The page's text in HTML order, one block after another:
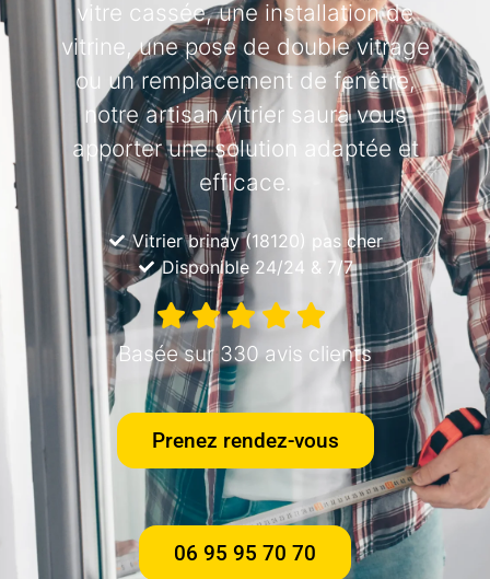
vitre cassée, une installation de
vitrine, une pose de double vitrage
ou un remplacement de fenêtre,
notre artisan vitrier saura vous
apporter une solution adaptée et
efficace.
Vitrier brinay (18120) pas cher
Disponible 24/24 & 7/7
Basée sur 330 avis clients
Prenez rendez-vous
06 95 95 70 70